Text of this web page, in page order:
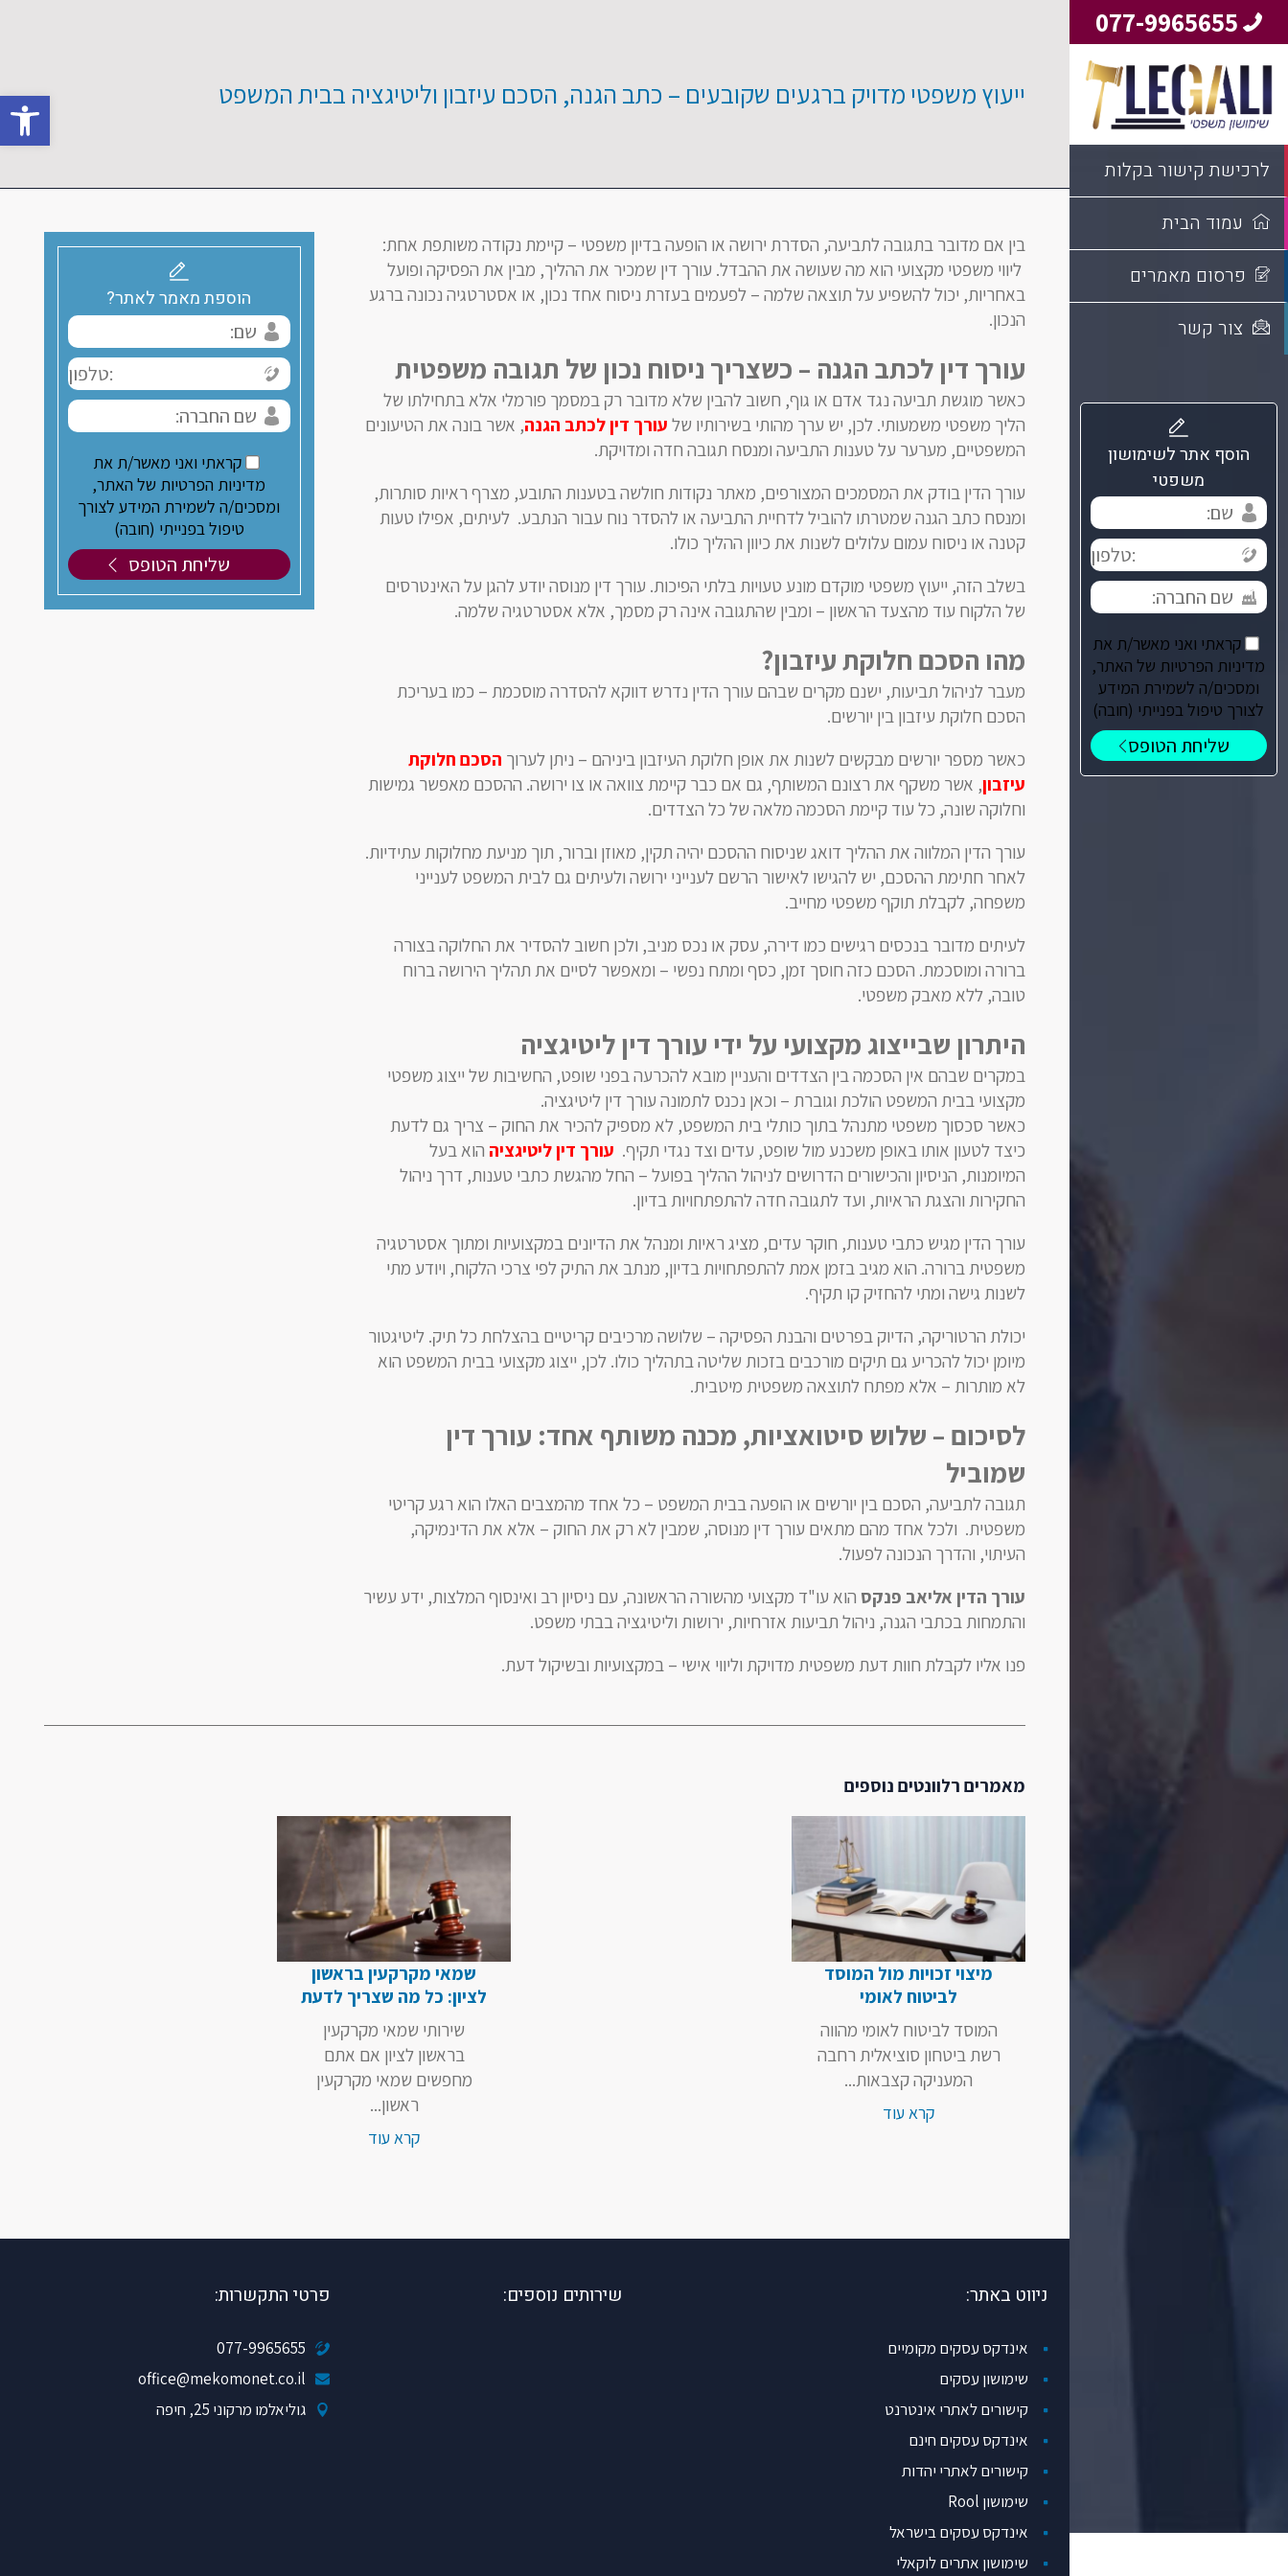
077-9965655
לרכישת קישור בקלות
עמוד הבית
פרסום מאמרים
צור קשר
הוסף אתר לשימושון
משפטי
קראתי ואני מאשר/ת את
מדיניות הפרטיות של האתר,
ומסכים/ה לשמירת המידע
לצורך טיפול בפנייתי (חובה)
ייעוץ משפטי מדויק ברגעים שקובעים – כתב הגנה, הסכם עיזבון וליטיגציה בבית המשפט
בין אם מדובר בתגובה לתביעה, הסדרת ירושה או הופעה בדיון משפטי – קיימת נקודה משותפת אחת:
ליווי משפטי מקצועי הוא מה שעושה את ההבדל. עורך דין שמכיר את ההליך, מבין את הפסיקה ופועל
באחריות, יכול להשפיע על תוצאה שלמה – לפעמים בעזרת ניסוח אחד נכון, או אסטרטגיה נכונה ברגע
הנכון.
עורך דין לכתב הגנה – כשצריך ניסוח נכון של תגובה משפטית
כאשר מוגשת תביעה נגד אדם או גוף, חשוב להבין שלא מדובר רק במסמך פורמלי אלא בתחילתו של
הליך משפטי משמעותי. לכן, יש ערך מהותי בשירותיו של עורך דין לכתב הגנה, אשר בונה את הטיעונים
המשפטיים, מערער על טענות התביעה ומנסח תגובה חדה ומדויקת.
עורך הדין בודק את המסמכים המצורפים, מאתר נקודות חולשה בטענות התובע, מצרף ראיות סותרות,
ומנסח כתב הגנה שמטרתו להוביל לדחיית התביעה או להסדר נוח עבור הנתבע. לעיתים, אפילו טעות
קטנה או ניסוח עמום עלולים לשנות את כיוון ההליך כולו.
בשלב הזה, ייעוץ משפטי מוקדם מונע טעויות בלתי הפיכות. עורך דין מנוסה יודע להגן על האינטרסים
של הלקוח עוד מהצעד הראשון – ומבין שהתגובה אינה רק מסמך, אלא אסטרטגיה שלמה.
מהו הסכם חלוקת עיזבון?
מעבר לניהול תביעות, ישנם מקרים שבהם עורך הדין נדרש דווקא להסדרה מוסכמת – כמו בעריכת
הסכם חלוקת עיזבון בין יורשים.
כאשר מספר יורשים מבקשים לשנות את אופן חלוקת העיזבון ביניהם – ניתן לערוך הסכם חלוקת
עיזבון, אשר משקף את רצונם המשותף, גם אם כבר קיימת צוואה או צו ירושה. ההסכם מאפשר גמישות
וחלוקה שונה, כל עוד קיימת הסכמה מלאה של כל הצדדים.
עורך הדין המלווה את ההליך דואג שניסוח ההסכם יהיה תקין, מאוזן וברור, תוך מניעת מחלוקות עתידיות.
לאחר חתימת ההסכם, יש להגישו לאישור הרשם לענייני ירושה ולעיתים גם לבית המשפט לענייני
משפחה, לקבלת תוקף משפטי מחייב.
לעיתים מדובר בנכסים רגישים כמו דירה, עסק או נכס מניב, ולכן חשוב להסדיר את החלוקה בצורה
ברורה ומוסכמת. הסכם כזה חוסך זמן, כסף ומתח נפשי – ומאפשר לסיים את תהליך הירושה ברוח
טובה, ללא מאבק משפטי.
היתרון שבייצוג מקצועי על ידי עורך דין ליטיגציה
במקרים שבהם אין הסכמה בין הצדדים והעניין מובא להכרעה בפני שופט, החשיבות של ייצוג משפטי
מקצועי בבית המשפט הולכת וגוברת – וכאן נכנס לתמונה עורך דין ליטיגציה.
כאשר סכסוך משפטי מתנהל בתוך כותלי בית המשפט, לא מספיק להכיר את החוק – צריך גם לדעת
כיצד לטעון אותו באופן משכנע מול שופט, עדים וצד נגדי תקיף. עורך דין ליטיגציה הוא בעל
המיומנות, הניסיון והכישורים הדרושים לניהול ההליך בפועל – החל מהגשת כתבי טענות, דרך ניהול
החקירות והצגת הראיות, ועד לתגובה חדה להתפתחויות בדיון.
עורך הדין מגיש כתבי טענות, חוקר עדים, מציג ראיות ומנהל את הדיונים במקצועיות ומתוך אסטרטגיה
משפטית ברורה. הוא מגיב בזמן אמת להתפתחויות בדיון, מנתב את התיק לפי צרכי הלקוח, ויודע מתי
לשנות גישה ומתי להחזיק קו תקיף.
יכולת הרטוריקה, הדיוק בפרטים והבנת הפסיקה – שלושה מרכיבים קריטיים בהצלחת כל תיק. ליטיגטור
מיומן יכול להכריע גם תיקים מורכבים בזכות שליטה בתהליך כולו. לכן, ייצוג מקצועי בבית המשפט הוא
לא מותרות – אלא מפתח לתוצאה משפטית מיטבית.
לסיכום – שלוש סיטואציות, מכנה משותף אחד: עורך דין
שמוביל
תגובה לתביעה, הסכם בין יורשים או הופעה בבית המשפט – כל אחד מהמצבים האלו הוא רגע קריטי
משפטית. ולכל אחד מהם מתאים עורך דין מנוסה, שמבין לא רק את החוק – אלא את הדינמיקה,
העיתוי, והדרך הנכונה לפעול.
עורך הדין אליאב פנקס הוא עו"ד מקצועי מהשורה הראשונה, עם ניסיון רב ואינסוף המלצות, ידע עשיר
והתמחות בכתבי הגנה, ניהול תביעות אזרחיות, ירושות וליטיגציה בבתי משפט.
פנו אליו לקבלת חוות דעת משפטית מדויקת וליווי אישי – במקצועיות ובשיקול דעת.
הוספת מאמר לאתר?
קראתי ואני מאשר/ת את
מדיניות הפרטיות של האתר,
ומסכים/ה לשמירת המידע לצורך
טיפול בפנייתי (חובה)
מאמרים רלוונטים נוספים
מיצוי זכויות מול המוסד
לביטוח לאומי
המוסד לביטוח לאומי מהווה
רשת ביטחון סוציאלית רחבה
המעניקה קצבאות...
קרא עוד
שמאי מקרקעין בראשון
לציון: כל מה שצריך לדעת
שירותי שמאי מקרקעין
בראשון לציון אם אתם
מחפשים שמאי מקרקעין
ראשון...
קרא עוד
ניווט באתר:
אינדקס עסקים מקומיים
שימושון עסקים
קישורים לאתרי אינטרנט
אינדקס עסקים חינם
קישורים לאתרי יהדות
שימושון Rool
אינדקס עסקים בישראל
שימושון אתרים לוקאלי
שירותים נוספים: פרטי התקשרות:
077-9965655
office@mekomonet.co.il
גוליאלמו מרקוני 25, חיפה